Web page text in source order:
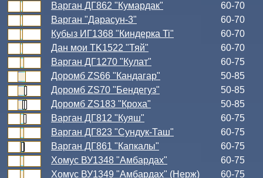
Варган ДГ862 "Кумардак"
60-70
Варган "Дарасун-3"
60-70
Кубыз ИГ1368 "Киндерка Ti"
60-70
Дан мои TK1522 "Тяй"
60-70
Варган ДГ1270 "Кулат"
60-75
Доромб ZS66 "Кандагар"
50-85
Доромб ZS70 "Бендегуз"
50-85
Доромб ZS183 "Кроха"
50-85
Варган ДГ812 "Куяш"
60-75
Варган ДГ823 "Сундук-Таш"
60-75
Варган ДГ861 "Капкалы"
60-75
Хомус ВУ1348 "Амбардах"
60-75
Хомус ВУ1349 "Амбардах" (Нерж)
60-75